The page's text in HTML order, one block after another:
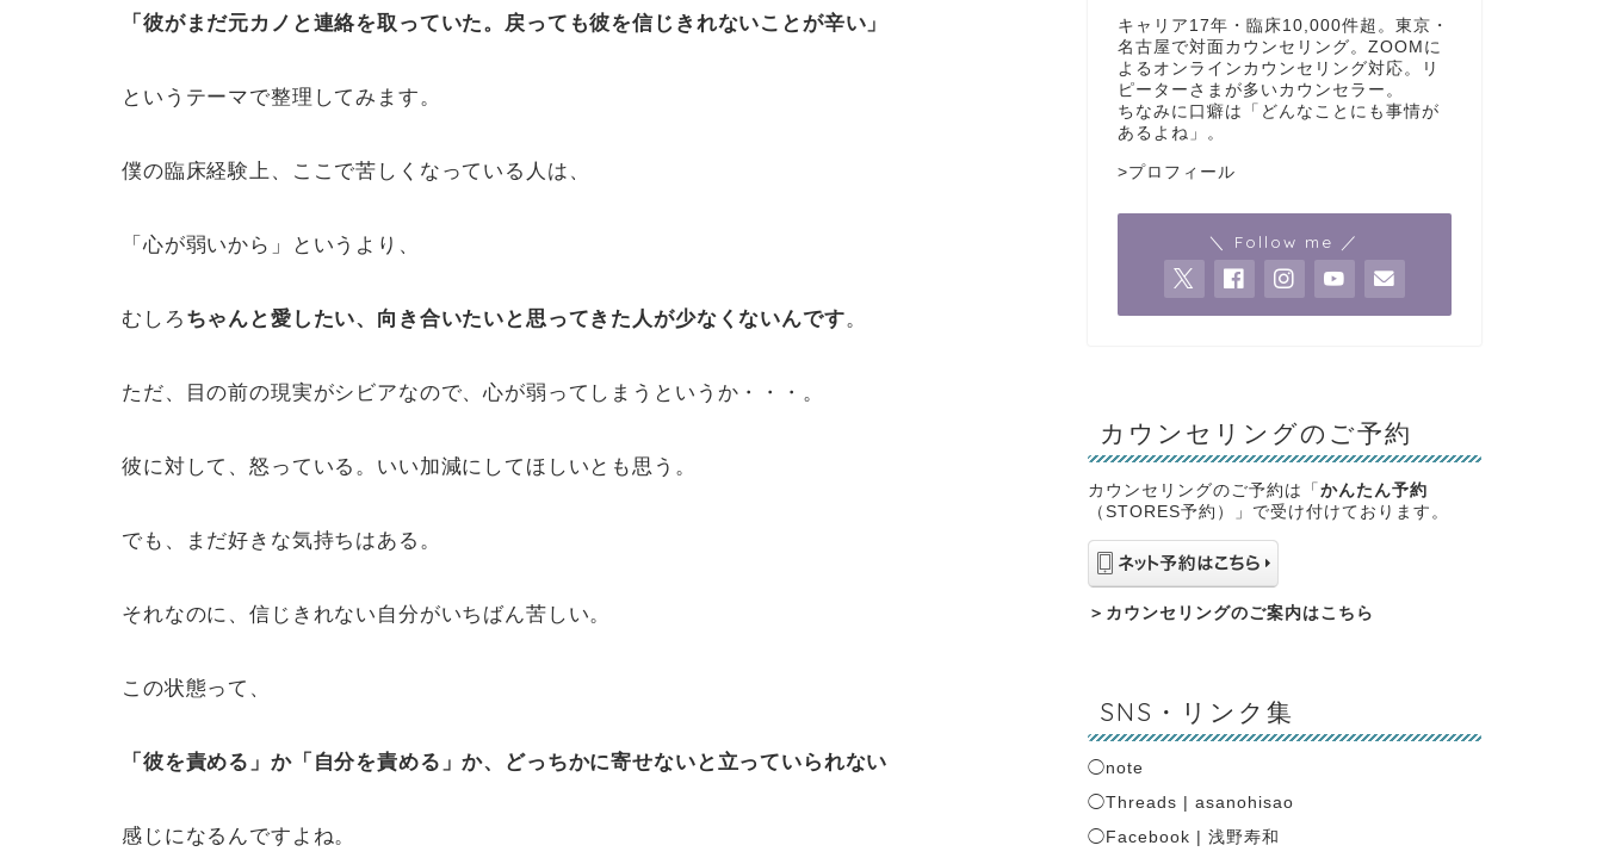
「彼がまだ元カノと連絡を取っていた。戻っても彼を信じきれないことが辛い」
というテーマで整理してみます。
僕の臨床経験上、ここで苦しくなっている人は、
「心が弱いから」というより、
むしろ ちゃんと愛したい、向き合いたいと思ってきた人が少なくないんです。
ただ、目の前の現実がシビアなので、心が弱ってしまうというか・・・。
彼に対して、怒っている。いい加減にしてほしいとも思う。
でも、まだ好きな気持ちはある。
それなのに、信じきれない自分がいちばん苦しい。
この状態って、
「彼を責める」か「自分を責める」か、どっちかに寄せないと立っていられない
感じになるんですよね。
キャリア17年・臨床10,000件超。東京・
名古屋で対面カウンセリング。ZOOMに
よるオンラインカウンセリング対応。リ
ピーターさまが多いカウンセラー。
ちなみに口癖は「どんなことにも事情が
あるよね」。
>プロフィール
＼ Follow me ／
カウンセリングのご予約
カウンセリングのご予約は「 かんたん予約
（STORES予約）」で受け付けております。
＞ カウンセリングのご案内はこちら
SNS・リンク集
◯note
◯Threads | asanohisao
◯ Facebook | 浅野寿和